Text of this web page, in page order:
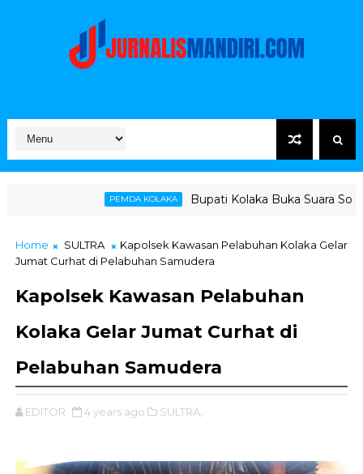
Bupati Kolaka Buka Suara Soal Ketegangan
Home SULTRA
Kapolsek Kawasan Pelabuhan Kolaka Gelar
Jumat Curhat di Pelabuhan Samudera
Kapolsek Kawasan Pelabuhan
Kolaka Gelar Jumat Curhat di
Pelabuhan Samudera
EDITOR 4 years ago SULTRA,